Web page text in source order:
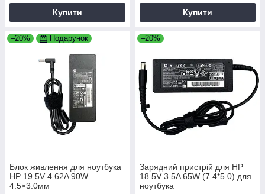
Купити Купити
–20% Подарунок
Блок живлення для ноутбука
HP 19.5V 4.62A 90W
4.5×3.0мм
–20%
Зарядний пристрій для HP
18.5V 3.5A 65W (7.4*5.0) для
ноутбука